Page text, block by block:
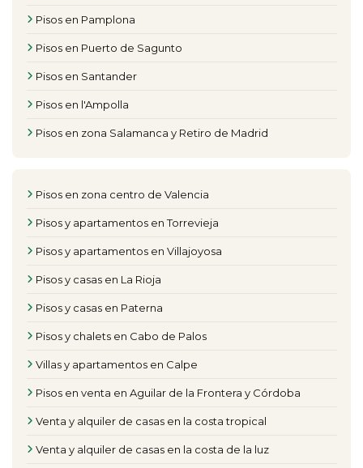
Pisos en Pamplona
Pisos en Puerto de Sagunto
Pisos en Santander
Pisos en l'Ampolla
Pisos en zona Salamanca y Retiro de Madrid
Pisos en zona centro de Valencia
Pisos y apartamentos en Torrevieja
Pisos y apartamentos en Villajoyosa
Pisos y casas en La Rioja
Pisos y casas en Paterna
Pisos y chalets en Cabo de Palos
Villas y apartamentos en Calpe
Pisos en venta en Aguilar de la Frontera y Córdoba
Venta y alquiler de casas en la costa tropical
Venta y alquiler de casas en la costa de la luz